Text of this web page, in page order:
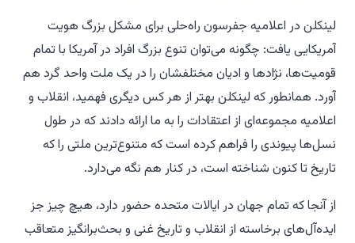
لینکلن در اعلامیه جفرسون راه‌حلی برای مشکل بزرگ هویت
آمریکایی یافت: چگونه می‌توان تنوع بزرگ افراد در آمریکا با تمام
قومیت‌ها، نژادها و ادیان مختلفشان را در یک ملت واحد گرد هم
آورد. همانطور که لینکلن بهتر از هر کس دیگری فهمید، انقلاب و
اعلامیه مجموعه‌ای از اعتقادات را به ما ارائه دادند که در طول
نسل‌ها پیوندی را فراهم کرده است که متنوع‌ترین ملتی را که
تاریخ تا کنون شناخته است، در کنار هم نگه می‌دارد.
از آنجا که تمام جهان در ایالات متحده حضور دارد، هیچ چیز جز
ایده‌آل‌های برخاسته از انقلاب و تاریخ غنی و بحث‌برانگیز متعاقب